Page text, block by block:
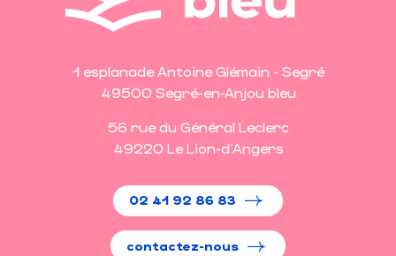
1 esplanade Antoine Glémain - Segré
49500 Segré-en-Anjou bleu
56 rue du Général Leclerc
49220 Le Lion-d'Angers
02 41 92 86 83
contactez-nous